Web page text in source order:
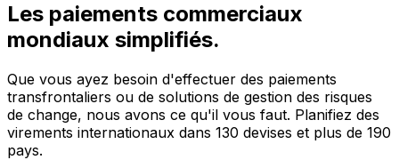
Les paiements commerciaux
mondiaux simplifiés.
Que vous ayez besoin d'effectuer des paiements
transfrontaliers ou de solutions de gestion des risques
de change, nous avons ce qu'il vous faut. Planifiez des
virements internationaux dans 130 devises et plus de 190
pays.